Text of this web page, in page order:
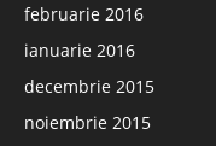
februarie 2016
ianuarie 2016
decembrie 2015
noiembrie 2015